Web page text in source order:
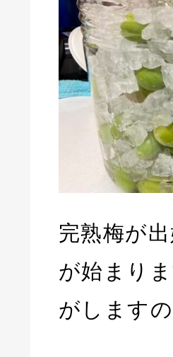
完熟梅が
が始まり
がします